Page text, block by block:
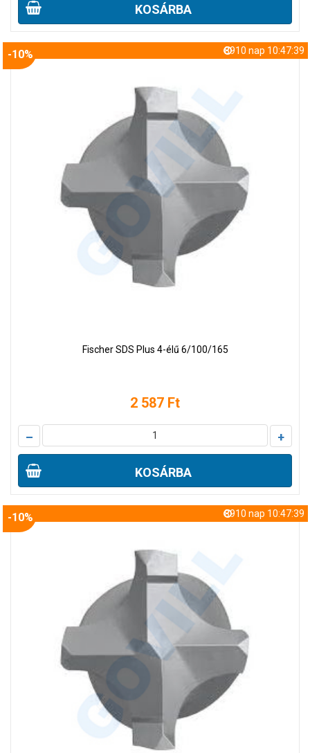
KOSÁRBA
-10% 8910 nap 10:47:38
Fischer SDS Plus 4-élű 6/100/165
2 587 Ft
– +
KOSÁRBA
-10% 8910 nap 10:47:38